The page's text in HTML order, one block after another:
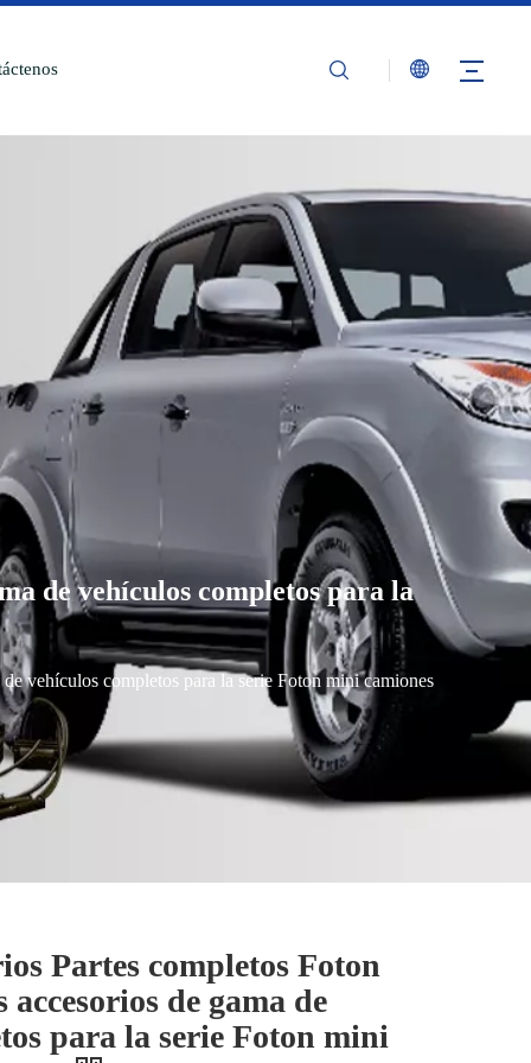
de vehículos completos para la
vehículos completos para la serie Foton mini camiones
Partes completos Foton
accesorios de gama de
para la serie Foton mini